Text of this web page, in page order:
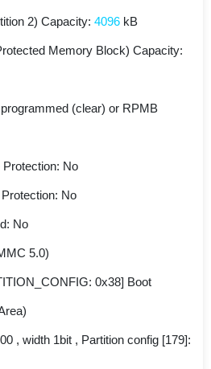
2) Capacity: 4096 kB
Memory Block) Capacity:
(clear) or RPMB
No
No
No
5.0)
0x38] Boot
, width 1bit , Partition config [179]: